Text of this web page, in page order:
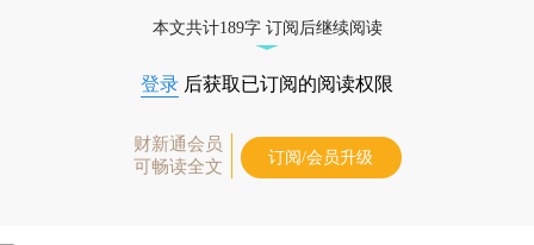
本文共计189字 订阅后继续阅读
登录 后获取已订阅的阅读权限
财新通会员
可畅读全文
订阅/会员升级